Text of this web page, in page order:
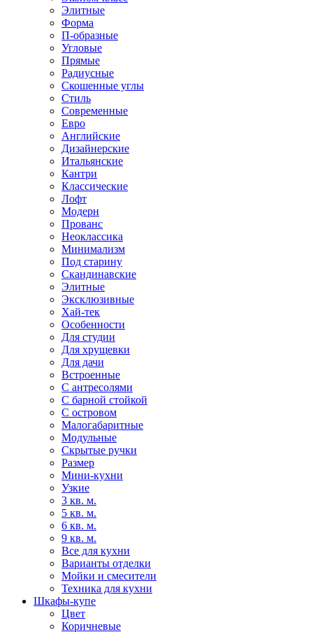
Элитные
Форма
П-образные
Угловые
Прямые
Радиусные
Скошенные углы
Стиль
Современные
Евро
Английские
Дизайнерские
Итальянские
Кантри
Классические
Лофт
Модерн
Прованс
Неоклассика
Минимализм
Под старину
Скандинавские
Элитные
Эксклюзивные
Хай-тек
Особенности
Для студии
Для хрущевки
Для дачи
Встроенные
С антресолями
С барной стойкой
С островом
Малогабаритные
Модульные
Скрытые ручки
Размер
Мини-кухни
Узкие
3 кв. м.
5 кв. м.
6 кв. м.
9 кв. м.
Все для кухни
Варианты отделки
Мойки и смесители
Техника для кухни
Шкафы-купе
Цвет
Коричневые